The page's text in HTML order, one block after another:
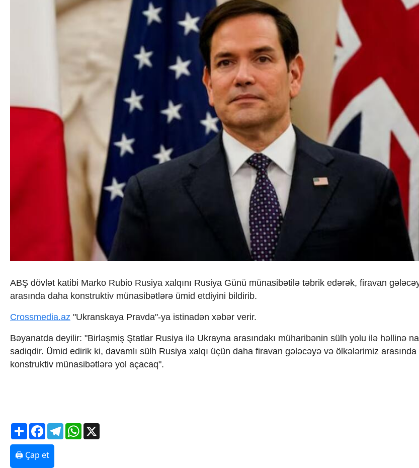
Podcast
Yüksəliş hekayəsi
Zəfər Diasporu
Neft-qaz
Kənd təsərrüfatı
Hərbi sənaye
COP29
Crossmedia.az - 1 yaş
Siyasət
Məhkəmə və hüquq
Sağlamlıq
Sosium
Mənəvi dəyərlər
Texnologiya
ABŞ dövlət katibi Marko Rubio Rusiya xalqını Rusiya Günü münasibətilə təbrik edərək, firavan
arasında daha konstruktiv münasibətlərə ümid etdiyini bildirib.
Crossmedia.az "Ukranskaya Pravda"-ya istinadən xəbər verir.
Bəyanatda deyilir: "Birləşmiş Ştatlar Rusiya ilə Ukrayna arasındakı müharibənin sülh yolu ilə həllinə
sadiqdir. Ümid edirik ki, davamlı sülh Rusiya xalqı üçün daha firavan gələcəyə və ölkələrimiz arasında
konstruktiv münasibətlərə yol açacaq".
ShareFacebookTelegramWhatsApp
🖨 Çap et
illik diplomatik münasibətlər tarixində
ən yüksək zirvədə qərarlaşıb
artıq bölgədə
mühitində yaşamağa